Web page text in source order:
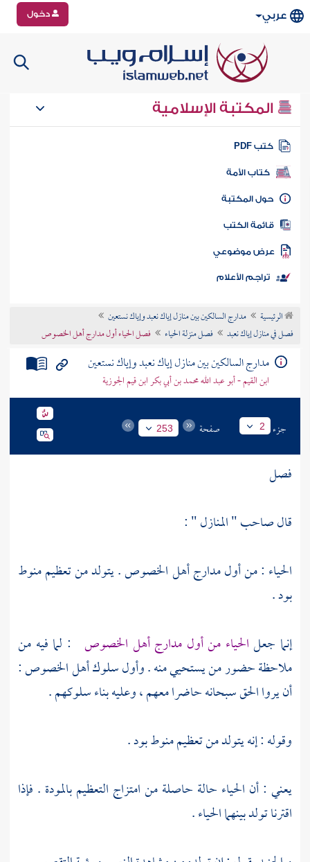
عربي دخول
المكتبة الإسلامية
كتب PDF
كتاب الأمة
المكتبة
الكتب
موضوعي
تراجم الأعلام
الرئيسية
مدارج السالكين بين منازل إياك نعبد وإياك نستعين
فصل في منازل إياك نعبد
فصل منزلة الحياء فصل الحياء أول مدارج أهل الخصوص
مدارج السالكين بين منازل إياك نعبد وإياك نستعين
ابن القيم - أبو عبد الله محمد بن أبي بكر ابن قيم الجوزية
جزء 2 صفحة 253
فصل
قال صاحب " المنازل " :
الحياء : من أول مدارج أهل الخصوص . يتولد من تعظيم منوط
بود .
إنما جعلالحياء من أول مدارج أهل الخصوص : لما فيه من
ملاحظة حضور من يستحيي منه . وأول سلوك أهل الخصوص :
أن يروا الحق سبحانه حاضرا معهم ، وعليه بناء سلوكهم .
وقوله : إنه يتولد من تعظيم منوط بود .
يعني : أن الحياء حالة حاصلة من امتزاج التعظيم بالمودة . فإذا
اقترنا تولد بينهما الحياء .